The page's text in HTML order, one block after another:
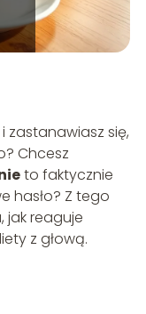
zastanawiasz się,
Chcesz
to faktycznie
hasło? Z tego
jak reaguje
z głową.